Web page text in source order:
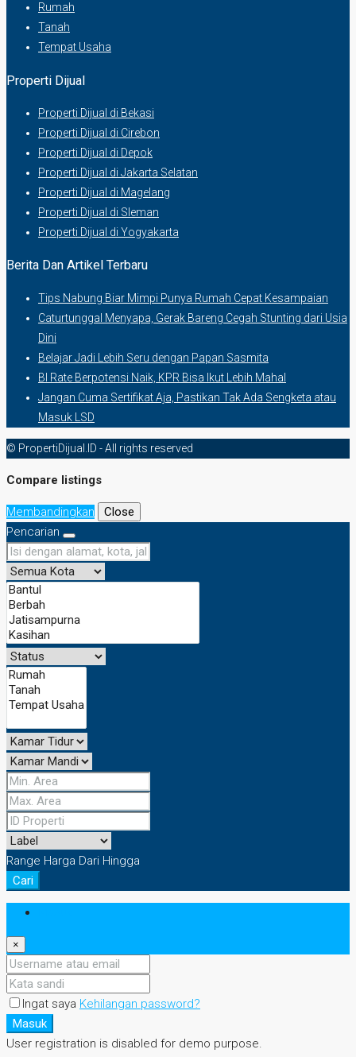
Rumah
Tanah
Tempat Usaha
Properti Dijual
Properti Dijual di Bekasi
Properti Dijual di Cirebon
Properti Dijual di Depok
Properti Dijual di Jakarta Selatan
Properti Dijual di Magelang
Properti Dijual di Sleman
Properti Dijual di Yogyakarta
Berita Dan Artikel Terbaru
Tips Nabung Biar Mimpi Punya Rumah Cepat Kesampaian
Caturtunggal Menyapa, Gerak Bareng Cegah Stunting dari Usia
Dini
Belajar Jadi Lebih Seru dengan Papan Sasmita
BI Rate Berpotensi Naik, KPR Bisa Ikut Lebih Mahal
Jangan Cuma Sertifikat Aja, Pastikan Tak Ada Sengketa atau
Masuk LSD
© PropertiDijual.ID - All rights reserved
Compare listings
Membandingkan
Close
Pencarian
Range Harga Dari Hingga
Cari
×
Ingat saya Kehilangan password?
Masuk
User registration is disabled for demo purpose.